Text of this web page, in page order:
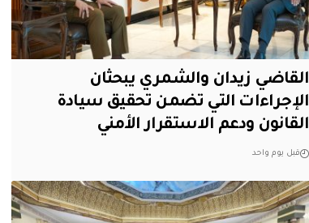
القاضي زيدان والشمري يبحثان
الإجراءات التي تضمن تحقيق سيادة
القانون ودعم الاستقرار الأمني
قبل يوم واحد